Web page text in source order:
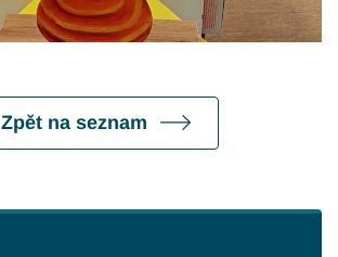
Zpět na seznam